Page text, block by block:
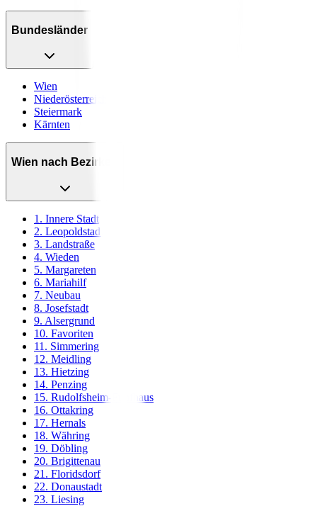
Bundesländer
Wien
Niederösterreich
Steiermark
Kärnten
Wien nach Bezirken
1. Innere Stadt
2. Leopoldstadt
3. Landstraße
4. Wieden
5. Margareten
6. Mariahilf
7. Neubau
8. Josefstadt
9. Alsergrund
10. Favoriten
11. Simmering
12. Meidling
13. Hietzing
14. Penzing
15. Rudolfsheim-Fünfhaus
16. Ottakring
17. Hernals
18. Währing
19. Döbling
20. Brigittenau
21. Floridsdorf
22. Donaustadt
23. Liesing